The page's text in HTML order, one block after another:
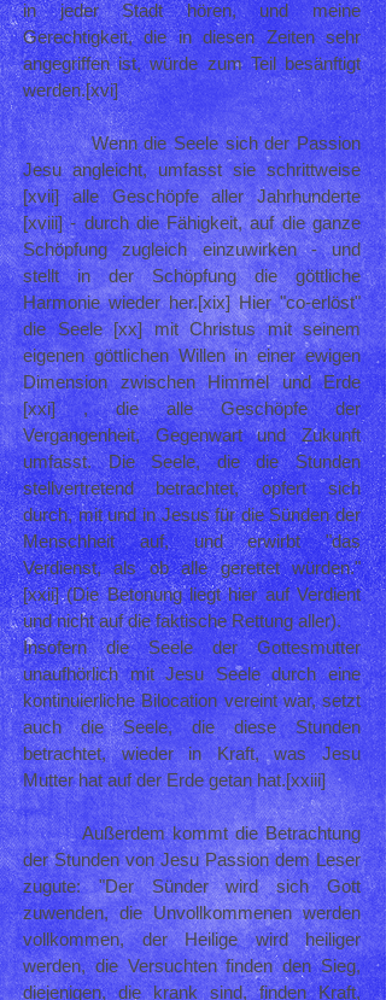
in jeder Stadt hören, und meine
Gerechtigkeit, die in diesen Zeiten sehr
angegriffen ist, würde zum Teil besänftigt
werden.[xvi]
Wenn die Seele sich der Passion
Jesu angleicht, umfasst sie schrittweise
[xvii] alle Geschöpfe aller Jahrhunderte
[xviii] - durch die Fähigkeit, auf die ganze
Schöpfung zugleich einzuwirken - und
stellt in der Schöpfung die göttliche
Harmonie wieder her.[xix] Hier "co-erlöst"
die Seele [xx] mit Christus mit seinem
eigenen göttlichen Willen in einer ewigen
Dimension zwischen Himmel und Erde
[xxi] , die alle Geschöpfe der
Vergangenheit, Gegenwart und Zukunft
umfasst. Die Seele, die die Stunden
stellvertretend betrachtet, opfert sich
durch, mit und in Jesus für die Sünden der
Menschheit auf, und erwirbt "das
Verdienst, als ob alle gerettet würden."
[xxii] (Die Betonung liegt hier auf Verdient
und nicht auf die faktische Rettung aller).
Insofern die Seele der Gottesmutter
unaufhörlich mit Jesu Seele durch eine
kontinuierliche Bilocation vereint war, setzt
auch die Seele, die diese Stunden
betrachtet, wieder in Kraft, was Jesu
Mutter hat auf der Erde getan hat.[xxiii]
Außerdem kommt die Betrachtung
der Stunden von Jesu Passion dem Leser
zugute: "Der Sünder wird sich Gott
zuwenden, die Unvollkommenen werden
vollkommen, der Heilige wird heiliger
werden, die Versuchten finden den Sieg,
diejenigen, die krank sind, finden Kraft,